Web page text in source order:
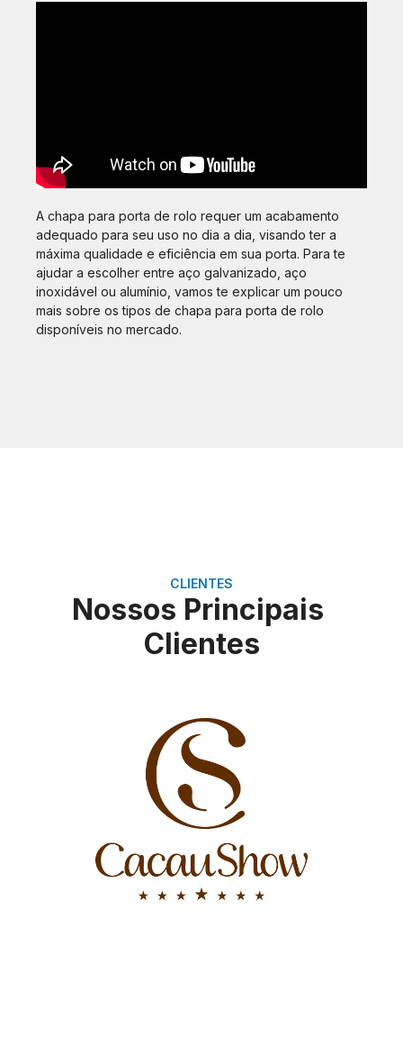
A chapa para porta de rolo requer um acabamento
adequado para seu uso no dia a dia, visando ter a
máxima qualidade e eficiência em sua porta. Para te
ajudar a escolher entre aço galvanizado, aço
inoxidável ou alumínio, vamos te explicar um pouco
mais sobre os tipos de chapa para porta de rolo
disponíveis no mercado.
CLIENTES
Nossos Principais
Clientes